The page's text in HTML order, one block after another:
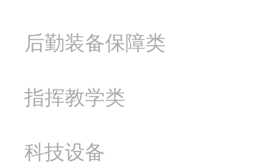
后勤装备保障类
指挥教学类
科技设备